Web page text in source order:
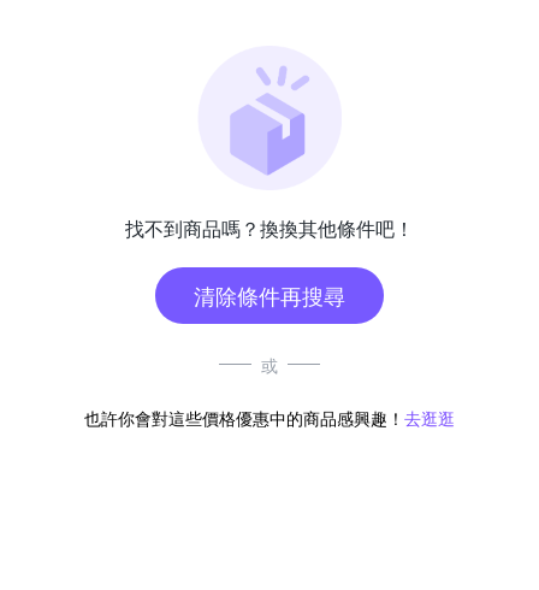
找不到商品嗎？換換其他條件吧！
清除條件再搜尋
或
也許你會對這些價格優惠中的商品感興趣！ 去逛逛